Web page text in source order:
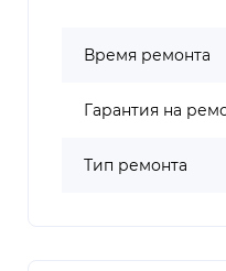
Время ремонта
Гарантия на
Тип ремонта